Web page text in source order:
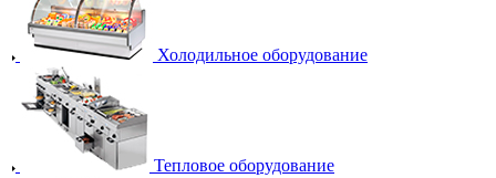
Холодильное оборудование
Тепловое оборудование